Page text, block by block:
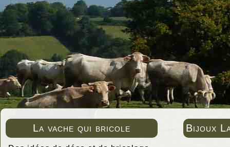
La vache qui bricole Bijoux